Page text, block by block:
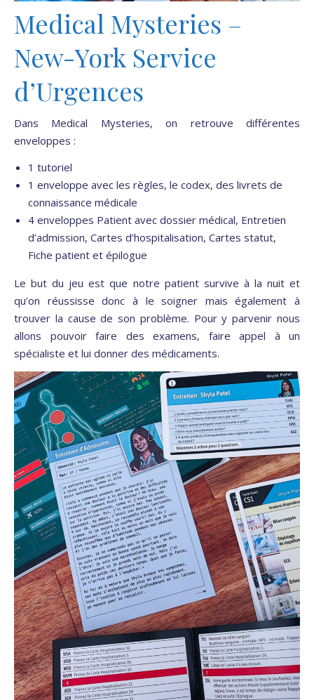
Medical Mysteries –
New-York Service
d’Urgences
Dans Medical Mysteries, on retrouve différentes
enveloppes :
1 tutoriel
1 enveloppe avec les règles, le codex, des livrets de
connaissance médicale
4 enveloppes Patient avec dossier médical, Entretien
d’admission, Cartes d’hospitalisation, Cartes statut,
Fiche patient et épilogue
Le but du jeu est que notre patient survive à la nuit et
qu’on réussisse donc à le soigner mais également à
trouver la cause de son problème. Pour y parvenir nous
allons pouvoir faire des examens, faire appel à un
spécialiste et lui donner des médicaments.